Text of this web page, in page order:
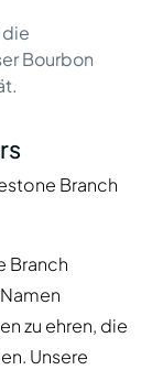
die
Bourbon
Branch
Branch
zu ehren, die
Unsere